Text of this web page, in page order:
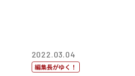
2022.03.04
編集長がゆく！